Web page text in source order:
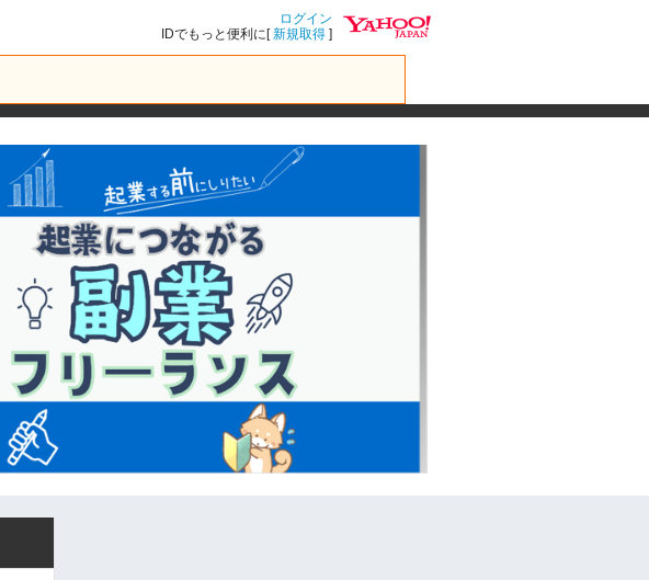
ログイン
IDでもっと便利に[新規取得 ]